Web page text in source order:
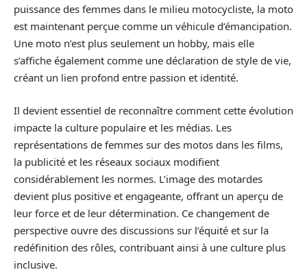
puissance des femmes dans le milieu motocycliste, la moto
est maintenant perçue comme un véhicule d’émancipation.
Une moto n’est plus seulement un hobby, mais elle
s’affiche également comme une déclaration de style de vie,
créant un lien profond entre passion et identité.
Il devient essentiel de reconnaître comment cette évolution
impacte la culture populaire et les médias. Les
représentations de femmes sur des motos dans les films,
la publicité et les réseaux sociaux modifient
considérablement les normes. L’image des motardes
devient plus positive et engageante, offrant un aperçu de
leur force et de leur détermination. Ce changement de
perspective ouvre des discussions sur l’équité et sur la
redéfinition des rôles, contribuant ainsi à une culture plus
inclusive.